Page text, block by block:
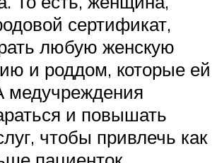
сертификат,
любую женскую
и роддом, которые ей
медучреждения
и повышать
чтобы привлечь как